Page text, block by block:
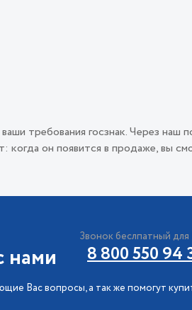
требования госзнак. Через
он появится в продаже, вы
нами
Звонок беслпатный
8 800 550 94
Вас вопросы, а так же помогут